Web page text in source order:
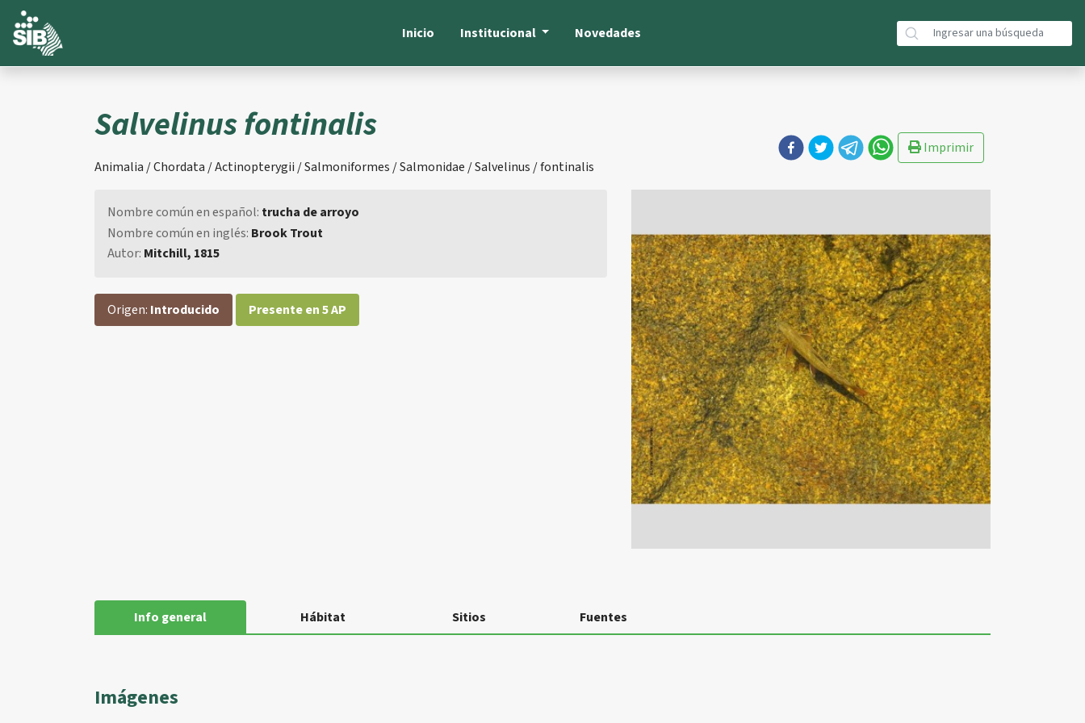
Inicio Institucional Novedades
Imprimir
Salvelinus fontinalis
Animalia / Chordata / Actinopterygii / Salmoniformes / Salmonidae / Salvelinus / fontinalis
Nombre común en español: trucha de arroyo
Nombre común en inglés: Brook Trout
Autor: Mitchill, 1815
Origen: Introducido Presente en 5 AP
Info general Hábitat Sitios Fuentes
Imágenes